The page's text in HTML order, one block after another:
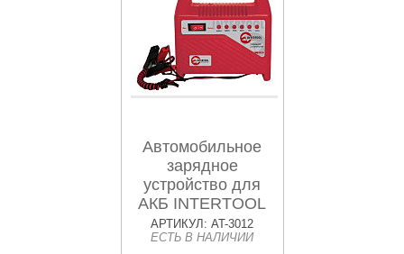
Автомобильное
зарядное
устройство для
АКБ INTERTOOL
АРТИКУЛ: AT-3012
ЕСТЬ В НАЛИЧИИ